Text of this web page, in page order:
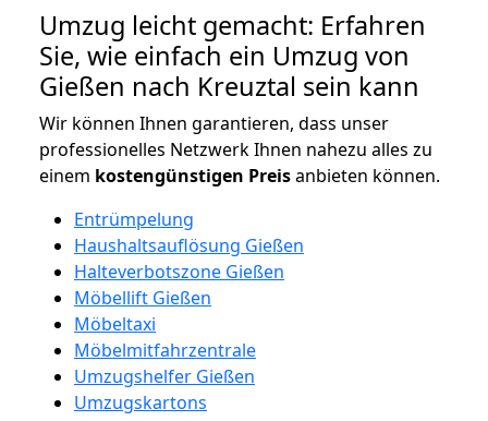
Umzug leicht gemacht: Erfahren
Sie, wie einfach ein Umzug von
Gießen nach Kreuztal sein kann
Wir können Ihnen garantieren, dass unser
professionelles Netzwerk Ihnen nahezu alles zu
einem kostengünstigen Preisanbieten können.
Entrümpelung
Haushaltsauflösung Gießen
Halteverbotszone Gießen
Möbellift Gießen
Möbeltaxi
Möbelmitfahrzentrale
Umzugshelfer Gießen
Umzugskartons